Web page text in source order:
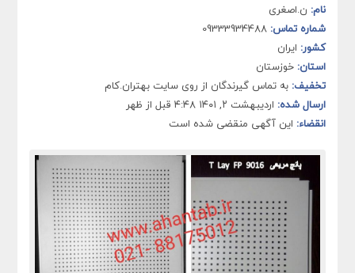
نام: ن.اصغری
شماره تماس: 09333934488
کشور: ایران
استان: خوزستان
تخفیف: به تماس گیرندگان از روی سایت بهتران.کام
ارسال شده: اردیبهشت ۲, ۱۴۰۱ ۴:۴۸ قبل از ظهر
انقضاء: این آگهی منقضی شده است